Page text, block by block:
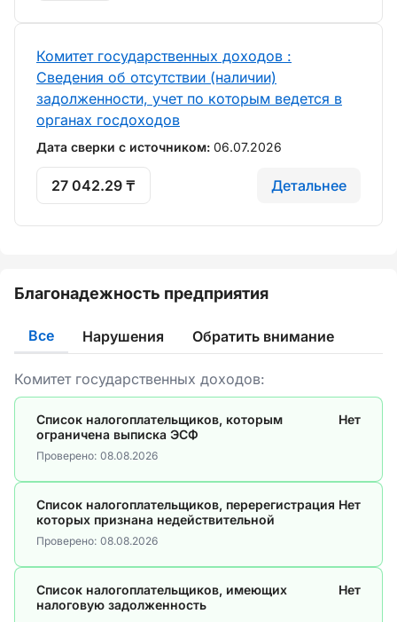
Комитет государственных доходов :
Сведения об отсутствии (наличии)
задолженности, учет по которым ведется в
органах госдоходов
Дата сверки с источником: 06.07.2026
27 042.29 ₸ Детальнее
Благонадежность предприятия
Все Нарушения Обратить внимание
Комитет государственных доходов:
Список налогоплательщиков, которым
ограничена выписка ЭСФ
Нет
Проверено: 08.08.2026
Список налогоплательщиков, перерегистрация
которых признана недействительной
Нет
Проверено: 08.08.2026
Список налогоплательщиков, имеющих
налоговую задолженность
Нет